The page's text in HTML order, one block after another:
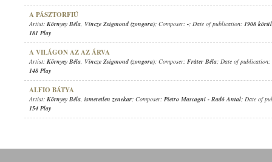
A PÁSZTORFIÚ
Artist: Környey Béla, Vincze Zsigmond (zongora); Composer: -; Date of publication: 1908 körül
181 Play
A VILÁGON AZ AZ ÁRVA
Artist: Környey Béla, Vincze Zsigmond (zongora); Composer: Fráter Béla; Date of publication:
148 Play
ALFIO BÁTYA
Artist: Környey Béla, ismeretlen zenekar; Composer: Pietro Mascagni - Radó Antal; Date of
154 Play